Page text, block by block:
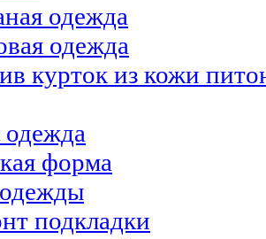
одежда
одежда
курток из кожи
одежда
форма
подкладки